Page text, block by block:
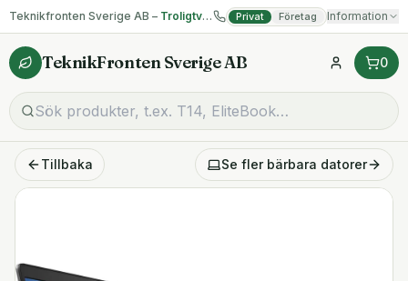
Teknikfronten Sverige AB – Troligtvis billigast på begagnad IT! Privat Företag Information
TeknikFronten Sverige AB 0
Tillbaka Se fler bärbara datorer